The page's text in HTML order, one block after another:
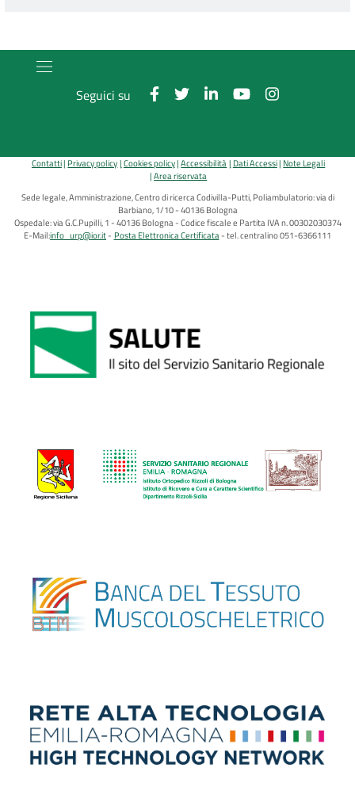
Seguici su
Contatti Privacy policy Cookies policy Accessibilità Dati Accessi Note Legali
Area riservata
Sede legale, Amministrazione, Centro di ricerca Codivilla-Putti, Poliambulatorio: via di
Barbiano, 1/10 - 40136 Bologna
Ospedale: via G.C.Pupilli, 1 - 40136 Bologna - Codice fiscale e Partita IVA n. 00302030374
E-Mail:info_urp@ior.it Posta Elettronica Certificata tel. centralino 051-6366111